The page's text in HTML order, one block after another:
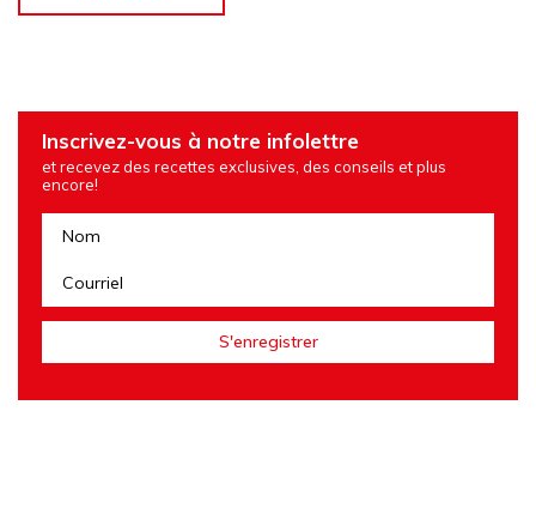
Inscrivez-vous à notre infolettre
et recevez des recettes exclusives, des conseils et plus
encore!